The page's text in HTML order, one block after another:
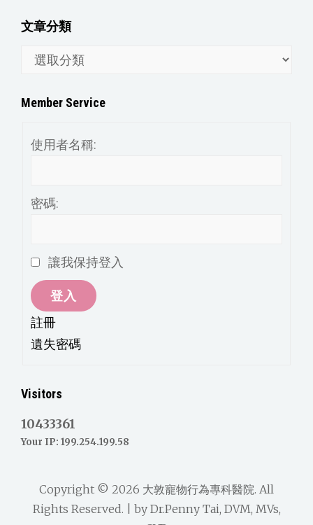
文章分類
分
Member Service
使用者名稱:
密碼:
讓我保持登入
登入
註冊
遺失密碼
Visitors
10433361
Your IP: 199.254.199.58
Copyright © 2026 大敦寵物行為專科醫院. All
Rights Reserved. | by Dr.Penny Tai, DVM, MVs,